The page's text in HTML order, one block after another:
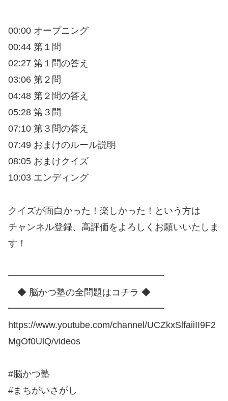
00:00 オープニング
00:44 第１問
02:27 第１問の答え
03:06 第２問
04:48 第２問の答え
05:28 第３問
07:10 第３問の答え
07:49 おまけのルール説明
08:05 おまけクイズ
10:03 エンディング
クイズが面白かった！楽しかった！という方は
チャンネル登録、高評価をよろしくお願いいたしま
す！
━━━━━━━━━━━━━━━━━
◆ 脳かつ塾の全問題はコチラ ◆
━━━━━━━━━━━━━━━━━
https://www.youtube.com/channel/UCZkxSlfaiiII9F2
MgOf0UlQ/videos
#脳かつ塾
#まちがいさがし